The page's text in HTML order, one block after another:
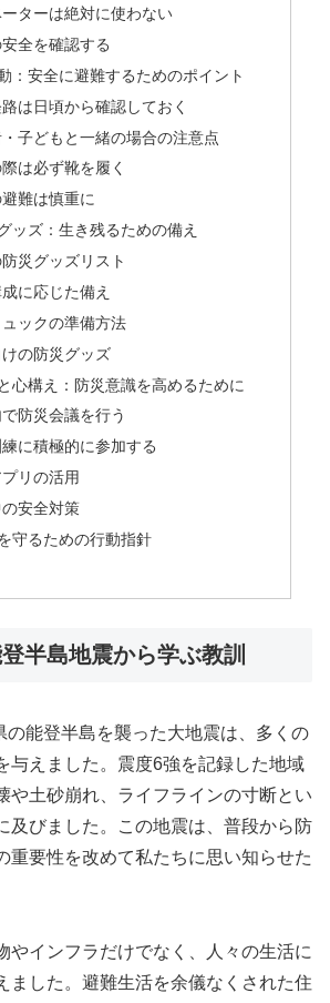
ターは絶対に使わない
全を確認する
：安全に避難するためのポイント
は日頃から確認しておく
子どもと一緒の場合の注意点
は必ず靴を履く
難は慎重に
ッズ：生き残るための備え
災グッズリスト
に応じた備え
ックの準備方法
の防災グッズ
心構え：防災意識を高めるために
防災会議を行う
に積極的に参加する
リの活用
安全対策
守るための行動指針
半島地震から学ぶ教訓
の能登半島を襲った大地震は、多くの
与えました。震度6強を記録した地域
や土砂崩れ、ライフラインの寸断とい
及びました。この地震は、普段から防
重要性を改めて私たちに思い知らせた
やインフラだけでなく、人々の生活に
ました。避難生活を余儀なくされた住